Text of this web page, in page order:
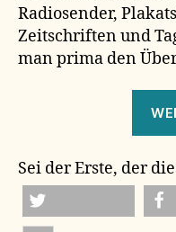
Radiosender,
Zeitschriften und
man prima den
Sei der Erste, der